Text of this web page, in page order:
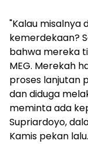
"Kalau misalnya
kemerdekaan?
bahwa mereka
MEG. Merekah
proses lanjutan
dan diduga
meminta ada
Supriardoyo,
Kamis pekan lalu.